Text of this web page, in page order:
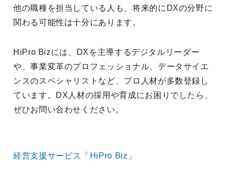
他の職種を担当している人も、将来的にDXの分野に
関わる可能性は十分にあります。
HiPro Bizには、DXを主導するデジタルリーダー
や、事業変革のプロフェッショナル、データサイエ
ンスのスペシャリストなど、プロ人材が多数登録し
ています。DX人材の採用や育成にお困りでしたら、
ぜひお問い合わせください。
経営支援サービス「HiPro Biz」